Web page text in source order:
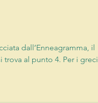
dall’Enneagramma, il
trova al punto 4. Per i greci